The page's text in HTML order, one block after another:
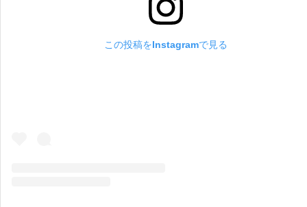
この投稿をInstagramで見る